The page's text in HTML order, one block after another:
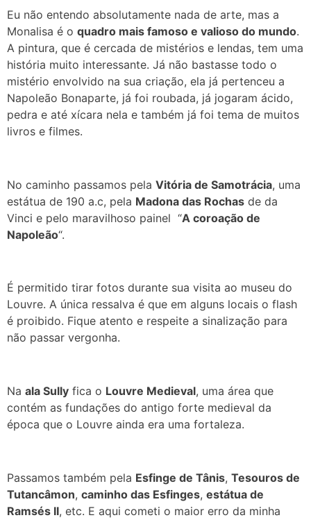
Eu não entendo absolutamente nada de arte, mas a
Monalisa é o quadro mais famoso e valioso do mundo.
A pintura, que é cercada de mistérios e lendas, tem uma
história muito interessante. Já não bastasse todo o
mistério envolvido na sua criação, ela já pertenceu a
Napoleão Bonaparte, já foi roubada, já jogaram ácido,
pedra e até xícara nela e também já foi tema de muitos
livros e filmes.
No caminho passamos pela Vitória de Samotrácia, uma
estátua de 190 a.c, pela Madona das Rochas de da
Vinci e pelo maravilhoso painel “A coroação de
Napoleão“.
É permitido tirar fotos durante sua visita ao museu do
Louvre. A única ressalva é que em alguns locais o flash
é proibido. Fique atento e respeite a sinalização para
não passar vergonha.
Na ala Sully fica o Louvre Medieval, uma área que
contém as fundações do antigo forte medieval da
época que o Louvre ainda era uma fortaleza.
Passamos também pela Esfinge de Tânis, Tesouros de
Tutancâmon, caminho das Esfinges, estátua de
Ramsés II, etc. E aqui cometi o maior erro da minha